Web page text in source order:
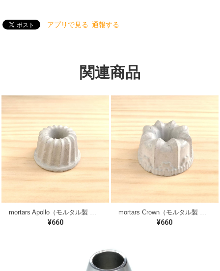
アプリで見る 通報する
関連商品
mortars Apollo（モルタル製 歯ブラシスタンド）麻袋付き
¥660
mortars Crown（モルタル製 歯ブラシスタンド）麻袋付き
¥660